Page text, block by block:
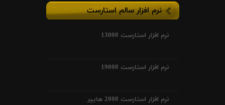
نرم افزار سالم استارست
نرم افزار استارست 13000
نرم افزار استارست 19000
نرم افزار استارست 2000 هایپر